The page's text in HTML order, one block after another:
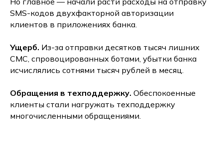
SMS-кодов двухфакторной авторизации
клиентов в приложениях банка.
Ущерб. Из-за отправки десятков тысяч лишних
СМС, спровоцированных ботами, убытки банка
исчислялись сотнями тысяч рублей в месяц.
Обращения в техподдержку. Обеспокоенные
клиенты стали нагружать техподдержку
многочисленными обращениями.